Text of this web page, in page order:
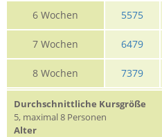
6 Wochen
5575
7 Wochen
6479
8 Wochen
7379
Durchschnittliche Kursgröße
5, maximal 8 Personen
Alter